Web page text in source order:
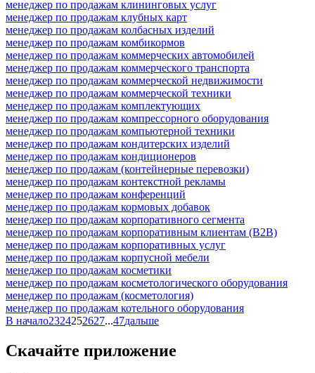
менеджер по продажам клининговых услуг
менеджер по продажам клубных карт
менеджер по продажам колбасных изделий
менеджер по продажам комбикормов
менеджер по продажам коммерческих автомобилей
менеджер по продажам коммерческого транспорта
менеджер по продажам коммерческой недвижимости
менеджер по продажам коммерческой техники
менеджер по продажам комплектующих
менеджер по продажам компрессорного оборудования
менеджер по продажам компьютерной техники
менеджер по продажам кондитерских изделий
менеджер по продажам кондиционеров
менеджер по продажам (контейнерные перевозки)
менеджер по продажам контекстной рекламы
менеджер по продажам конференций
менеджер по продажам кормовых добавок
менеджер по продажам корпоративного сегмента
менеджер по продажам корпоративным клиентам (B2B)
менеджер по продажам корпоративных услуг
менеджер по продажам корпусной мебели
менеджер по продажам косметики
менеджер по продажам косметологического оборудования
менеджер по продажам (косметология)
менеджер по продажам котельного оборудования
В начало2324252627...47дальше
Скачайте приложение